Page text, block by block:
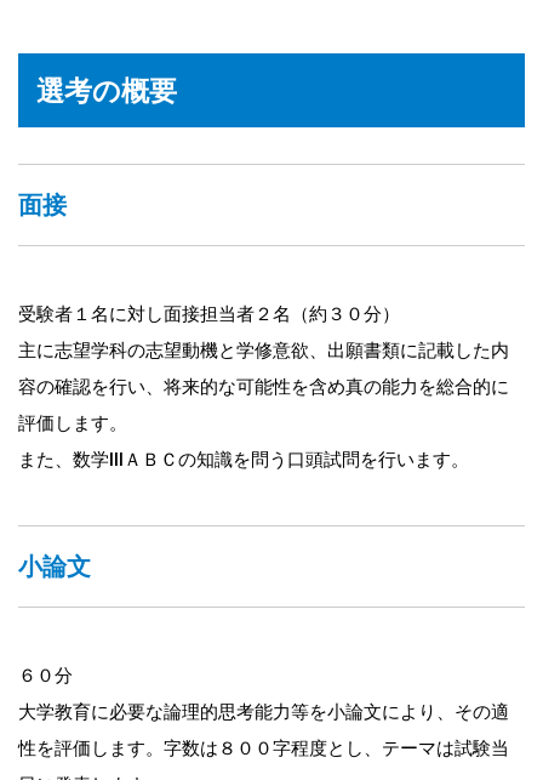
選考の概要
面接
受験者１名に対し面接担当者２名（約３０分）
主に志望学科の志望動機と学修意欲、出願書類に記載した内
容の確認を行い、将来的な可能性を含め真の能力を総合的に
評価します。
また、数学ⅠⅡＡＢＣの知識を問う口頭試問を行います。
小論文
６０分
大学教育に必要な論理的思考能力等を小論文により、その適
性を評価します。字数は８００字程度とし、テーマは試験当